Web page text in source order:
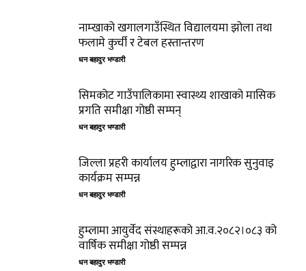
नाम्खाको खगालगाउँस्थित विद्यालयमा झोला तथा
फलामे कुर्ची र टेबल हस्तान्तरण
धन बहादुर भण्डारी
सिमकोट गाउँपालिकामा स्वास्थ्य शाखाको मासिक
प्रगति समीक्षा गोष्ठी सम्पन्
धन बहादुर भण्डारी
जिल्ला प्रहरी कार्यालय हुम्लाद्वारा नागरिक सुनुवाइ
कार्यक्रम सम्पन्न
धन बहादुर भण्डारी
हुम्लामा आयुर्वेद संस्थाहरूको आ.व.२०८२।०८३ को
वार्षिक समीक्षा गोष्ठी सम्पन्न
धन बहादुर भण्डारी